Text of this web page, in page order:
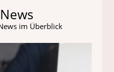
im Überblick